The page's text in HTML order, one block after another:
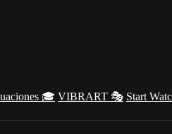
🎓 VIBRART 🎭 Start